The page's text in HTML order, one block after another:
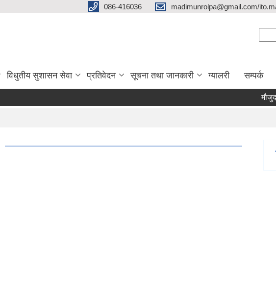
086-416036 madimunrolpa@gmail.com/
विधुतीय सुशासन सेवा प्रतिवेदन सूचना तथा जानकारी ग्यालरी सम्पर्क
मौजुदा